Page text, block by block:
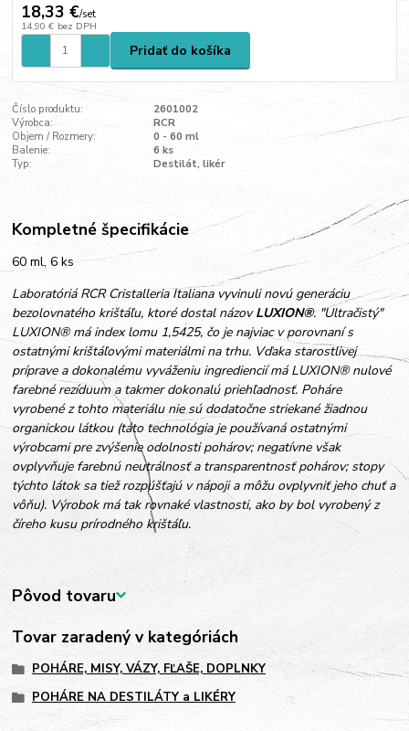
18,33 €/set
14,90 € bez DPH
Pridať do košíka
Číslo produktu:
2601002
Výrobca:
RCR
Objem / Rozmery:
0 - 60 ml
Balenie:
6 ks
Typ:
Destilát, likér
Kompletné špecifikácie
60 ml, 6 ks
Laboratóriá RCR Cristalleria Italiana vyvinuli novú generáciu
bezolovnatého krištáľu, ktoré dostal názovLUXION®. "Ultračistý"
LUXION® má index lomu 1,5425, čo je najviac v porovnaní s
ostatnými krištáľovými materiálmi na trhu. Vďaka starostlivej
príprave a dokonalému vyváženiu ingrediencií má LUXION® nulové
farebné rezíduum a takmer dokonalú priehľadnosť. Poháre
vyrobené z tohto materiálu nie sú dodatočne striekané žiadnou
organickou látkou (táto technológia je používaná ostatnými
výrobcami pre zvýšenie odolnosti pohárov; negatívne však
ovplyvňuje farebnú neutrálnosť a transparentnosť pohárov; stopy
týchto látok sa tiež rozpúšťajú v nápoji a môžu ovplyvniť jeho chuť a
vôňu). Výrobok má tak rovnaké vlastnosti, ako by bol vyrobený z
číreho kusu prírodného krištáľu.
Pôvod tovaru
Tovar zaradený v kategóriách
POHÁRE, MISY, VÁZY, FĽAŠE, DOPLNKY
POHÁRE NA DESTILÁTY a LIKÉRY